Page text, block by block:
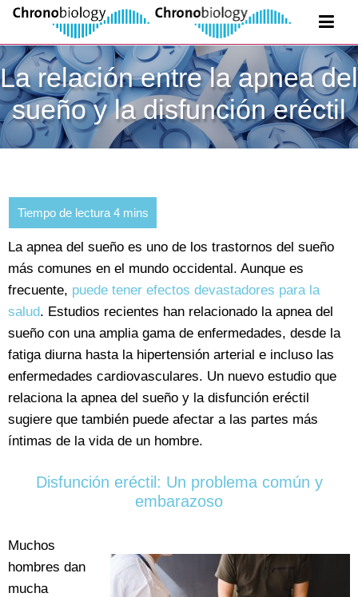
La relación entre la apnea del
sueño y la disfunción eréctil
La apnea del sueño es uno de los trastornos del sueño
más comunes en el mundo occidental. Aunque es
frecuente, puede tener efectos devastadores para la
salud. Estudios recientes han relacionado la apnea del
sueño con una amplia gama de enfermedades, desde la
fatiga diurna hasta la hipertensión arterial e incluso las
enfermedades cardiovasculares. Un nuevo estudio que
relaciona la apnea del sueño y la disfunción eréctil
sugiere que también puede afectar a las partes más
íntimas de la vida de un hombre.
Disfunción eréctil: Un problema común y
embarazoso
Muchos
hombres dan
mucha